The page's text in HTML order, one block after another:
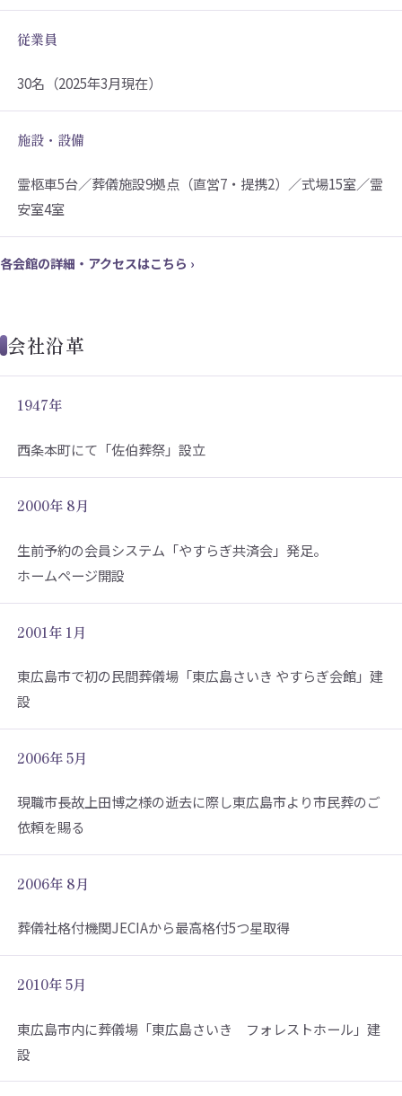
従業員
30名（2025年3月現在）
施設・設備
霊柩車5台／葬儀施設9拠点（直営7・提携2）／式場15室／霊
安室4室
各会館の詳細・アクセスはこちら ›
会社沿革
1947年
西条本町にて「佐伯葬祭」設立
2000年 8月
生前予約の会員システム「やすらぎ共済会」発足。
ホームページ開設
2001年 1月
東広島市で初の民間葬儀場「東広島さいき やすらぎ会館」建
設
2006年 5月
現職市長故上田博之様の逝去に際し東広島市より市民葬のご
依頼を賜る
2006年 8月
葬儀社格付機関JECIAから最高格付5つ星取得
2010年 5月
東広島市内に葬儀場「東広島さいき フォレストホール」建
設